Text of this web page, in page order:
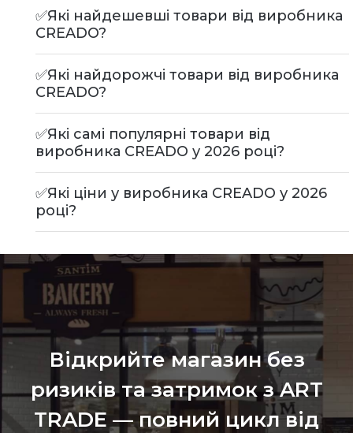
✅Які найдешевші товари від виробника
CREADO?
✅Які найдорожчі товари від виробника
CREADO?
✅Які самі популярні товари від
виробника CREADO у 2026 році?
✅Які ціни у виробника CREADO у 2026
році?
Відкрийте магазин без
ризиків та затримок з ART
TRADE — повний цикл від